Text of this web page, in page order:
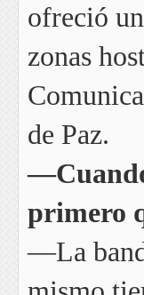
ofreció
zonas
de Paz.
primero
—La